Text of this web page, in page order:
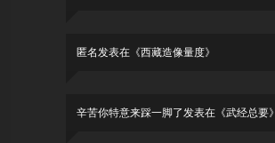
匿名发表在《西藏造像量度》
辛苦你特意来踩一脚了发表在《武经总要》